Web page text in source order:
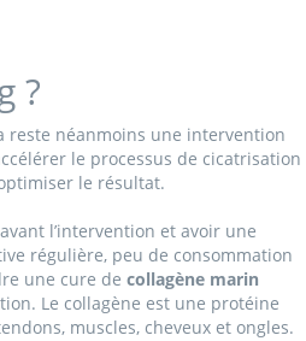
?
reste néanmoins une intervention
le processus de cicatrisation
le résultat.
l’intervention et avoir une
régulière, peu de consommation
une cure de collagène marin
Le collagène est une protéine
muscles, cheveux et ongles.